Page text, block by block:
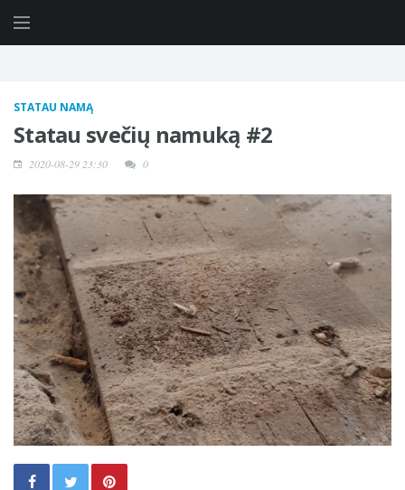
STATAU NAMĄ
Statau svečių namuką #2
2020-08-29 23:30 0